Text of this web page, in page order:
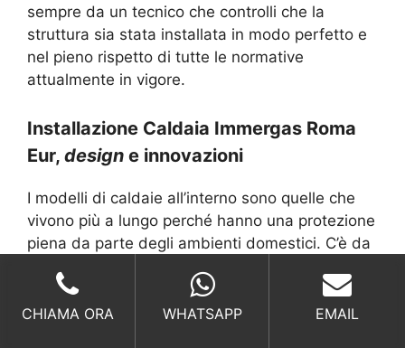
sempre da un tecnico che controlli che la
struttura sia stata installata in modo perfetto e
nel pieno rispetto di tutte le normative
attualmente in vigore.
Installazione Caldaia Immergas Roma
Eur, design e innovazioni
I modelli di caldaie all’interno sono quelle che
vivono più a lungo perché hanno una protezione
piena da parte degli ambienti domestici. C’è da
una caldaia, specialmente nelle stanze centrali
o quando si ha una metratura molto “piccola”.
CHIAMA ORA WHATSAPP EMAIL